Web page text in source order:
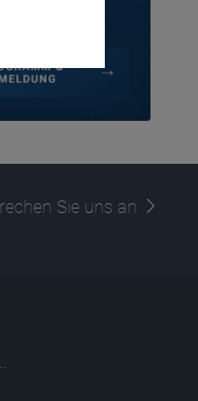
Sie uns an